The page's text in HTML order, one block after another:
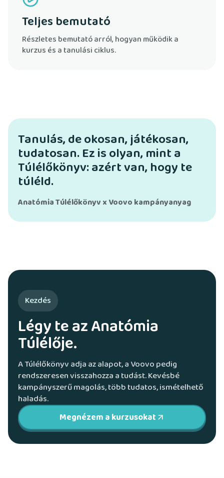
Teljes bemutató
Részletes bemutató arról, hogyan működik a
kurzus és a tanulási ciklus.
Tanulás, de okosan, játékosan,
tudatosan. Ez is olyan, mint a
Túlélőkönyv: azért van, hogy te
túléld.
Anatómia Túlélőkönyv x Voovo kampányanyag
Kezdés
Légy te az Anatómia
Túlélője.
A Túlélőkönyv adja az alapot, a Voovo pedig
rendszeresen visszahozza a tudást. Kevésbé
kampányszerű magolás, több tudatos, ismételhető
haladás.
Megnézem a kurzusokat